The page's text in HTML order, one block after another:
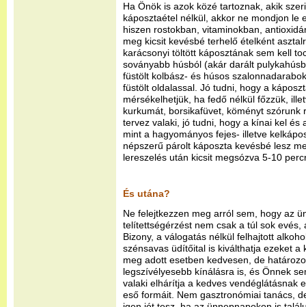
Ha Önök is azok közé tartoznak, akik
káposztaétel nélkül, akkor ne mondjon le
hiszen rostokban, vitaminokban,
meg kicsit kevésbé terhelő ételként
karácsonyi töltött káposztának sem kell
soványabb húsból (akár darált
füstölt kolbász- és húsos
füstölt oldalassal. Jó tudni, hogy a
mérsékelhetjük, ha fedő nélkül főzzük,
kurkumát, borsikafüvet, köményt szórunk
tervez valaki, jó tudni, hogy a kínai kel és
mint a hagyományos fejes- illetve
népszerű párolt káposzta kevésbé lesz
lereszelés után kicsit megsózva 5-10
És utána?
Ne felejtkezzen meg arról sem, hogy az
telítettségérzést nem csak a túl sok evés,
Bizony, a válogatás nélkül felhajtott
szénsavas üdítőital is kiválthatja ezeket a
meg adott esetben kedvesen, de
legszívélyesebb kínálásra is, és Önnek
valaki elhárítja a kedves vendéglátásnak
eső formáit. Nem gasztronómiai tanács,